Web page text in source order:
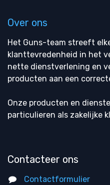
Over ons
Het Guns-team streeft
klanttevredenheid in het
nette dienstverlening en
producten aan een
Onze producten en
particulieren als zakelijke
Contacteer ons
Contactformulier